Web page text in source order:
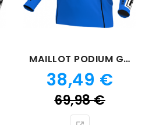
MAILLOT PODIUM GLADIATOR BLEU 24
Prix
38,49 €
69,98 €Prix